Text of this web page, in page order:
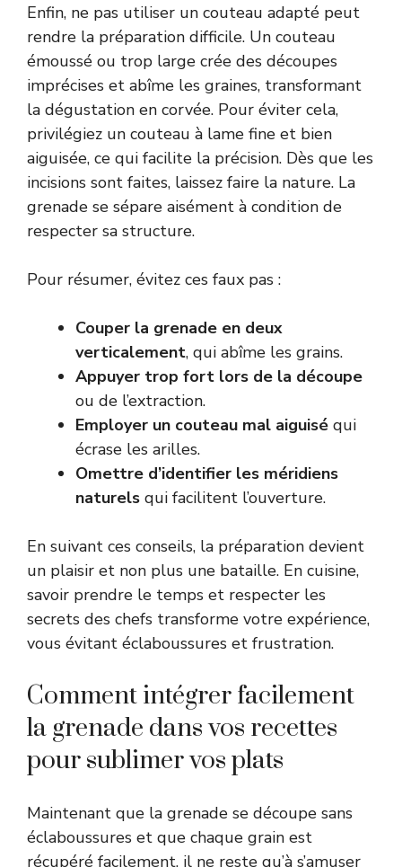
Enfin, ne pas utiliser un couteau adapté peut
rendre la préparation difficile. Un couteau
émoussé ou trop large crée des découpes
imprécises et abîme les graines, transformant
la dégustation en corvée. Pour éviter cela,
privilégiez un couteau à lame fine et bien
aiguisée, ce qui facilite la précision. Dès que les
incisions sont faites, laissez faire la nature. La
grenade se sépare aisément à condition de
respecter sa structure.
Pour résumer, évitez ces faux pas :
Couper la grenade en deux
verticalement, qui abîme les grains.
Appuyer trop fort lors de la découpe
ou de l’extraction.
Employer un couteau mal aiguisé qui
écrase les arilles.
Omettre d’identifier les méridiens
naturels qui facilitent l’ouverture.
En suivant ces conseils, la préparation devient
un plaisir et non plus une bataille. En cuisine,
savoir prendre le temps et respecter les
secrets des chefs transforme votre expérience,
vous évitant éclaboussures et frustration.
Comment intégrer facilement
la grenade dans vos recettes
pour sublimer vos plats
Maintenant que la grenade se découpe sans
éclaboussures et que chaque grain est
récupéré facilement, il ne reste qu’à s’amuser